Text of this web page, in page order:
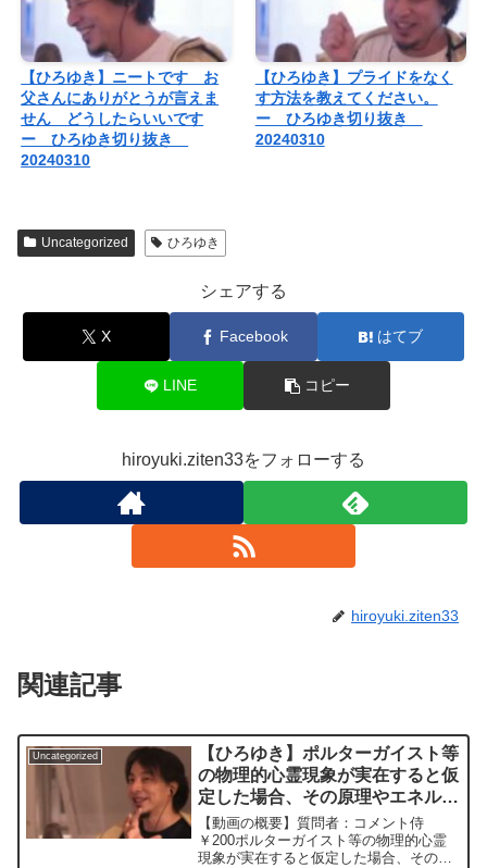
【ひろゆき】ニートです お
父さんにありがとうが言えま
せん どうしたらいいです
ー ひろゆき切り抜き
20240310
【ひろゆき】プライドをなく
す方法を教えてください。
ー ひろゆき切り抜き
20240310
Uncategorized ひろゆき
シェアする
X Facebook はてブ
LINE コピー
hiroyuki.ziten33をフォローする
hiroyuki.ziten33
関連記事
Uncategorized
【ひろゆき】ポルターガイスト等
の物理的心霊現象が実在すると仮
定した場合、その原理やエネルギ
ーは何だと思いますか？ー ひろ
ゆき切り抜き 20231105
【動画の概要】質問者：コメント侍
￥200ポルターガイスト等の物理的心霊
現象が実在すると仮定した場合、その原